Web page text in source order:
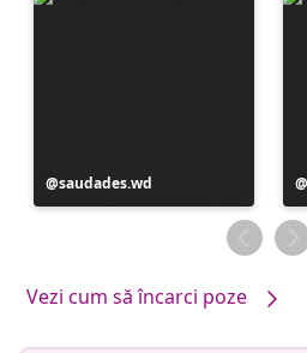
Postare
publicată
saudades.wd
Vezi cum să încarci poze